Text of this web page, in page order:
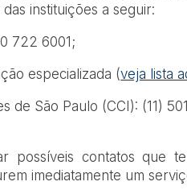
instituições a seguir:
722 6001;
especializada (veja lista
de São Paulo (CCI): (11)
possíveis contatos que
imediatamente um